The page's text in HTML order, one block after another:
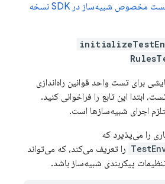
روش‌های تست مخصوص شبیه‌ساز در SDK نسخه
برای تست واحد قوانین راه‌اندازی
ابتدا این تابع را فراخوانی کنید.
اجرای شبیه‌سازها است.
را می‌پذیرد که
را تعریف می‌کند، که می‌تواند
پیکربندی شبیه‌ساز باشد.